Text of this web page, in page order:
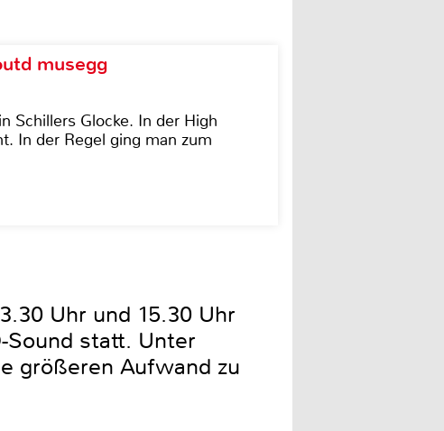
musegg
Schillers Glocke. In der High
In der Regel ging man zum
Uhr und 15.30 Uhr
Sound statt. Unter
größeren Aufwand zu